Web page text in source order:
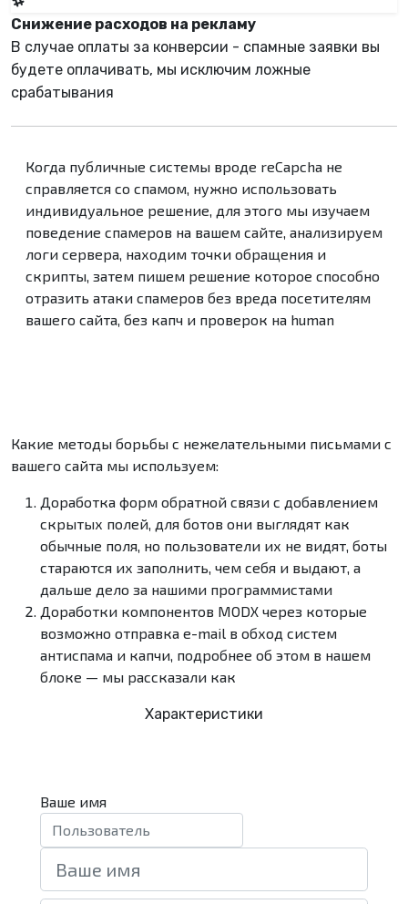
Снижение расходов на рекламу
В случае оплаты за конверсии - спамные заявки вы
будете оплачивать, мы исключим ложные
срабатывания
Когда публичные системы вроде reCapcha не
справляется со спамом, нужно использовать
индивидуальное решение, для этого мы изучаем
поведение спамеров на вашем сайте, анализируем
логи сервера, находим точки обращения и
скрипты, затем пишем решение которое способно
отразить атаки спамеров без вреда посетителям
вашего сайта, без капч и проверок на human
Какие методы борьбы с нежелательными письмами с
вашего сайта мы используем:
Доработка форм обратной связи с добавлением
скрытых полей, для ботов они выглядят как
обычные поля, но пользователи их не видят, боты
стараются их заполнить, чем себя и выдают, а
дальше дело за нашими программистами
Доработки компонентов MODX через которые
возможно отправка e-mail в обход систем
антиспама и капчи, подробнее об этом в нашем
блоке — мы рассказали как
Характеристики
Ваше имя